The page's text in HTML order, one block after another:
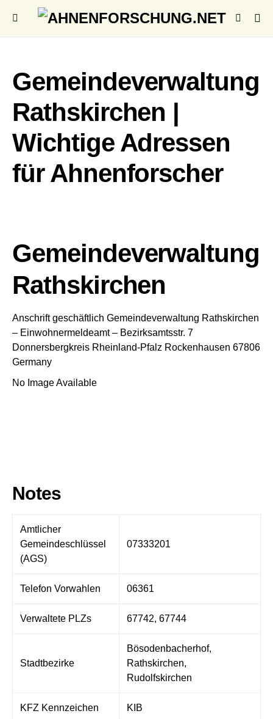
Gemeindeverwaltung
Rathskirchen |
Wichtige Adressen
für Ahnenforscher
Gemeindeverwaltung
Rathskirchen
Anschrift geschäftlich Gemeindeverwaltung Rathskirchen
– Einwohnermeldeamt – Bezirksamtsstr. 7
Donnersbergkreis Rheinland-Pfalz Rockenhausen 67806
Germany
No Image Available
Notes
Amtlicher
Gemeindeschlüssel
(AGS)
07333201
Telefon Vorwahlen 06361
Verwaltete PLZs 67742, 67744
Stadtbezirke
Bösodenbacherhof,
Rathskirchen,
Rudolfskirchen
KFZ Kennzeichen KIB